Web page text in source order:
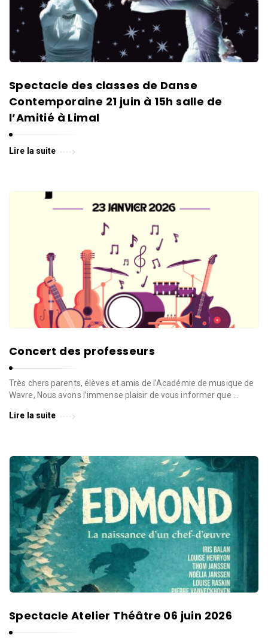
Spectacle des classes de Danse
Contemporaine 21 juin à 15h salle de
l’Amitié à Limal
Lire la suite
Concert des professeurs
Très chers parents, élèves et amis de l’Académie de musique de
Wavre, Nous avons l’immense plaisir de vous informer que …
Lire la suite
Spectacle Atelier Théâtre 06 juin 2026